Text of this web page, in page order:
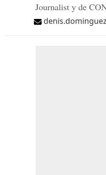
Journalist y de